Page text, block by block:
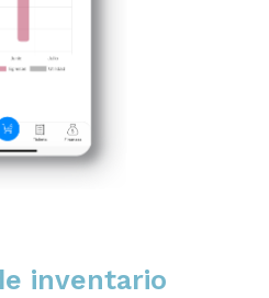
inventario